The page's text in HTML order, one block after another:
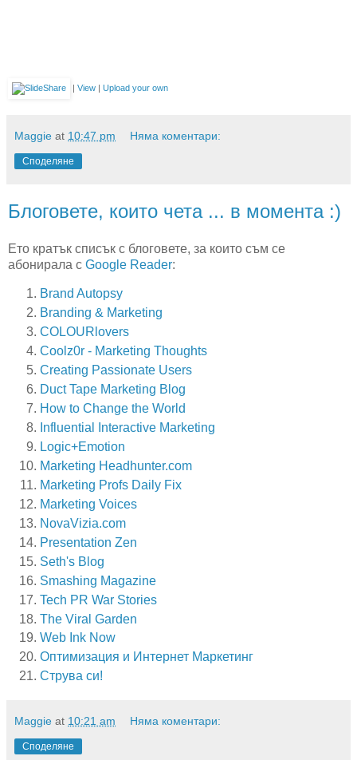
| View | Upload your own
Maggie at 10:47 pm Няма коментари:
Споделяне
Блоговете, които чета ... в момента :)
Ето кратък списък с блоговете, за които съм се
абонирала с Google Reader:
Brand Autopsy
Branding & Marketing
COLOURlovers
Coolz0r - Marketing Thoughts
Creating Passionate Users
Duct Tape Marketing Blog
How to Change the World
Influential Interactive Marketing
Logic+Emotion
Marketing Headhunter.com
Marketing Profs Daily Fix
Marketing Voices
NovaVizia.com
Presentation Zen
Seth's Blog
Smashing Magazine
Tech PR War Stories
The Viral Garden
Web Ink Now
Оптимизация и Интернет Маркетинг
Струва си!
Maggie at 10:21 am Няма коментари:
Споделяне